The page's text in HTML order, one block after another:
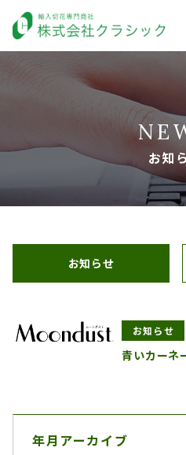
お知
お知らせ
お知らせ
青いカーネ
年月アーカイブ